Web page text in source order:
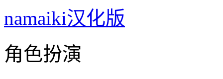
namaiki汉化版
角色扮演